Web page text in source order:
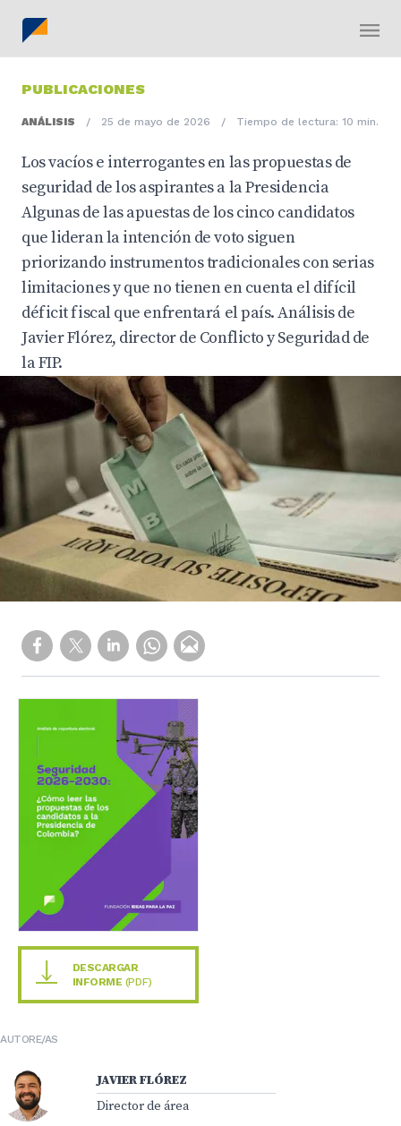
PUBLICACIONES
ANÁLISIS / 25 de mayo de 2026 / Tiempo de lectura: 10 min.
Los vacíos e interrogantes en las propuestas de
seguridad de los aspirantes a la Presidencia
Algunas de las apuestas de los cinco candidatos
que lideran la intención de voto siguen
priorizando instrumentos tradicionales con serias
limitaciones y que no tienen en cuenta el difícil
déficit fiscal que enfrentará el país. Análisis de
Javier Flórez, director de Conflicto y Seguridad de
la FIP.
DESCARGAR
INFORME (PDF)
AUTORE/AS
JAVIER FLÓREZ
Director de área